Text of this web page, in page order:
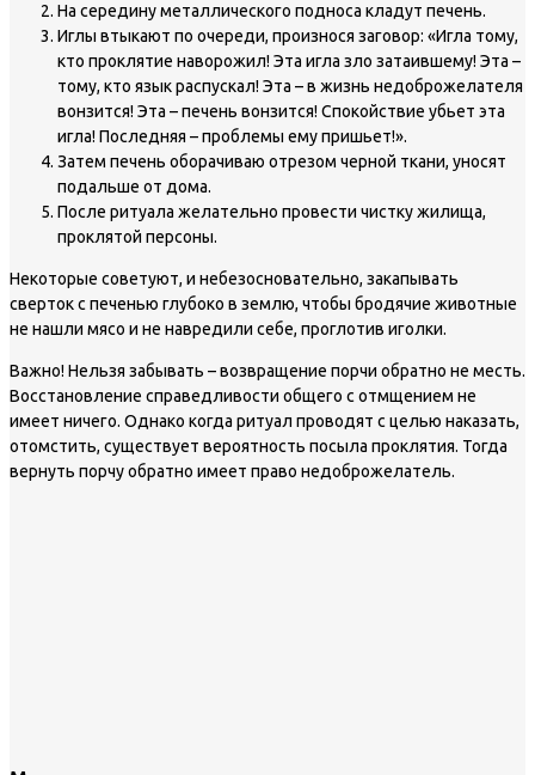
На середину металлического подноса кладут печень.
Иглы втыкают по очереди, произнося заговор: «Игла тому,
кто проклятие наворожил! Эта игла зло затаившему! Эта –
тому, кто язык распускал! Эта – в жизнь недоброжелателя
вонзится! Эта – печень вонзится! Спокойствие убьет эта
игла! Последняя – проблемы ему пришьет!».
Затем печень оборачиваю отрезом черной ткани, уносят
подальше от дома.
После ритуала желательно провести чистку жилища,
проклятой персоны.
Некоторые советуют, и небезосновательно, закапывать
сверток с печенью глубоко в землю, чтобы бродячие животные
не нашли мясо и не навредили себе, проглотив иголки.
Важно!Нельзя забывать – возвращение порчи обратно не месть.
Восстановление справедливости общего с отмщением не
имеет ничего. Однако когда ритуал проводят с целью наказать,
отомстить, существует вероятность посыла проклятия. Тогда
вернуть порчу обратно имеет право недоброжелатель.